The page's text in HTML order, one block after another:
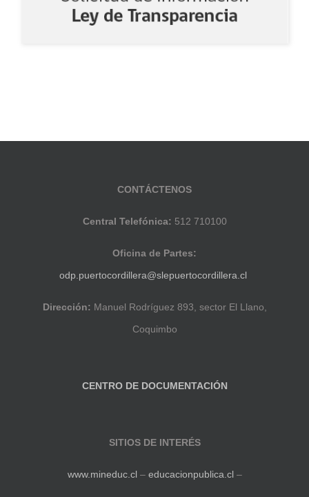
CONTÁCTENOS
Central Telefónica: 512 710100
Oficina de Partes:
odp.puertocordillera@slepuertocordillera.cl
Dirección: Manuel Rodríguez 893, sector El Llano,
Coquimbo
CENTRO DE DOCUMENTACIÓN
SITIOS DE INTERÉS
www.mineduc.cl – educacionpublica.cl –